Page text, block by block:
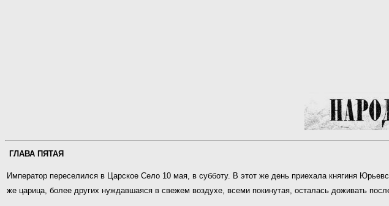
ГЛАВА ПЯТАЯ
Император переселился в Царское Село 10 мая, в субботу. В этот же день приехала княгиня
же царица, более других нуждавшаяся в свежем воздухе, всеми покинутая, осталась доживать